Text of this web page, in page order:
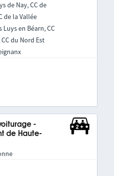
de Nay, CC de
de la Vallée
Luys en Béarn, CC
du Nord Est
-
de Haute-